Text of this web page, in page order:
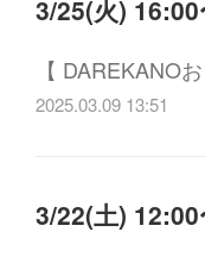
【 DAREKANO
2025.03.09 13:51